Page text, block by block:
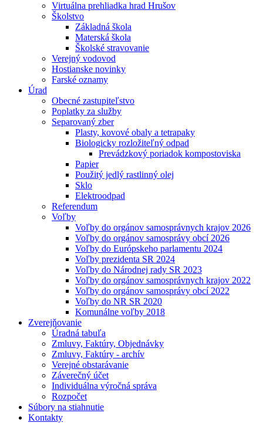
Virtuálna prehliadka hrad Hrušov
Školstvo
Základná škola
Materská škola
Školské stravovanie
Verejný vodovod
Hostianske novinky
Farské oznamy
Úrad
Obecné zastupiteľstvo
Poplatky za služby
Separovaný zber
Plasty, kovové obaly a tetrapaky
Biologicky rozložiteľný odpad
Prevádzkový poriadok kompostoviska
Papier
Použitý jedlý rastlinný olej
Sklo
Elektroodpad
Referendum
Voľby
Voľby do orgánov samosprávnych krajov 2026
Voľby do orgánov samosprávy obcí 2026
Voľby do Európskeho parlamentu 2024
Voľby prezidenta SR 2024
Voľby do Národnej rady SR 2023
Voľby do orgánov samosprávnych krajov 2022
Voľby do orgánov samosprávy obcí 2022
Voľby do NR SR 2020
Komunálne voľby 2018
Zverejňovanie
Úradná tabuľa
Zmluvy, Faktúry, Objednávky
Zmluvy, Faktúry - archív
Verejné obstarávanie
Záverečný účet
Individuálna výročná správa
Rozpočet
Súbory na stiahnutie
Kontakty